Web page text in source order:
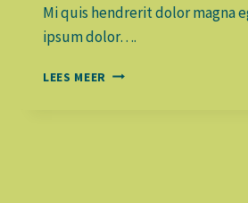
Mi quis hendrerit dolor magna
ipsum dolor….
LEES MEER WHY